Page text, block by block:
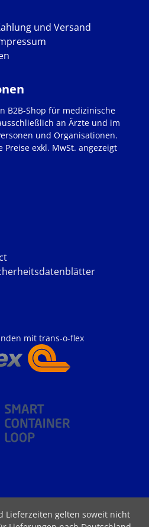
und Versand
B2B-Shop für medizinische
an Ärzte und im
und Organisationen.
Preise exkl. MwSt. angezeigt
mit trans-o-flex
Lieferzeiten gelten soweit nicht